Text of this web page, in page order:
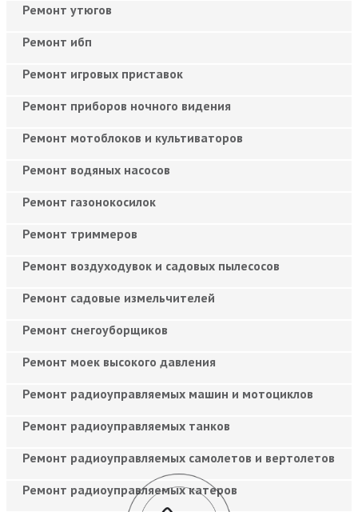
Ремонт утюгов
Ремонт ибп
Ремонт игровых приставок
Ремонт приборов ночного видения
Ремонт мотоблоков и культиваторов
Ремонт водяных насосов
Ремонт газонокосилок
Ремонт триммеров
Ремонт воздуходувок и садовых пылесосов
Ремонт садовые измельчителей
Ремонт снегоуборщиков
Ремонт моек высокого давления
Ремонт радиоуправляемых машин и мотоциклов
Ремонт радиоуправляемых танков
Ремонт радиоуправляемых самолетов и вертолетов
Ремонт радиоуправляемых катеров